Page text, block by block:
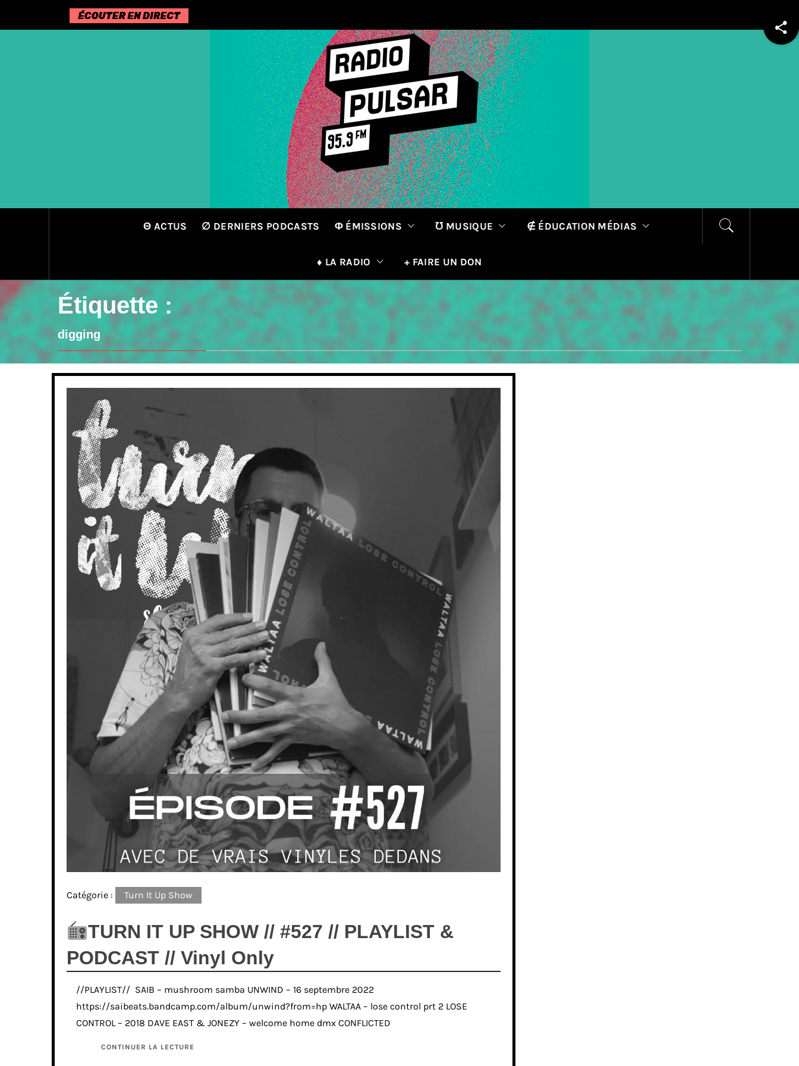
Θ ACTUS ∅ DERNIERS PODCASTS Φ ÉMISSIONS ℧ MUSIQUE ∉ ÉDUCATION MÉDIAS
♦ LA RADIO + FAIRE UN DON
Étiquette :
digging
Catégorie : Turn It Up Show
TURN IT UP SHOW // #527 // PLAYLIST &
PODCAST // Vinyl Only
//PLAYLIST// SAIB – mushroom samba UNWIND – 16 septembre 2022
https://saibeats.bandcamp.com/album/unwind?from=hp WALTAA – lose control prt 2 LOSE
CONTROL – 2018 DAVE EAST & JONEZY – welcome home dmx CONFLICTED
CONTINUER LA LECTURE